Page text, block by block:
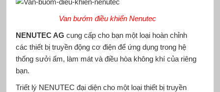
Van bướm điều khiển Nenutec
NENUTEC AG cung cấp cho bạn một loại hoàn chỉnh
các thiết bị truyền động cơ điện để ứng dụng trong hệ
thống sưởi ấm, làm mát và điều hòa không khí của riêng
bạn.
Triết lý NENUTEC đại diện cho một loại thiết bị truyền